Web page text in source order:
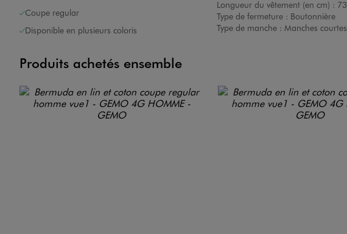
Coupe regular
Disponible en plusieurs coloris
Longueur du vêtement (en cm) : 73
Type de fermeture : Boutonnière
Type de manche : Manches courtes
Produits achetés ensemble